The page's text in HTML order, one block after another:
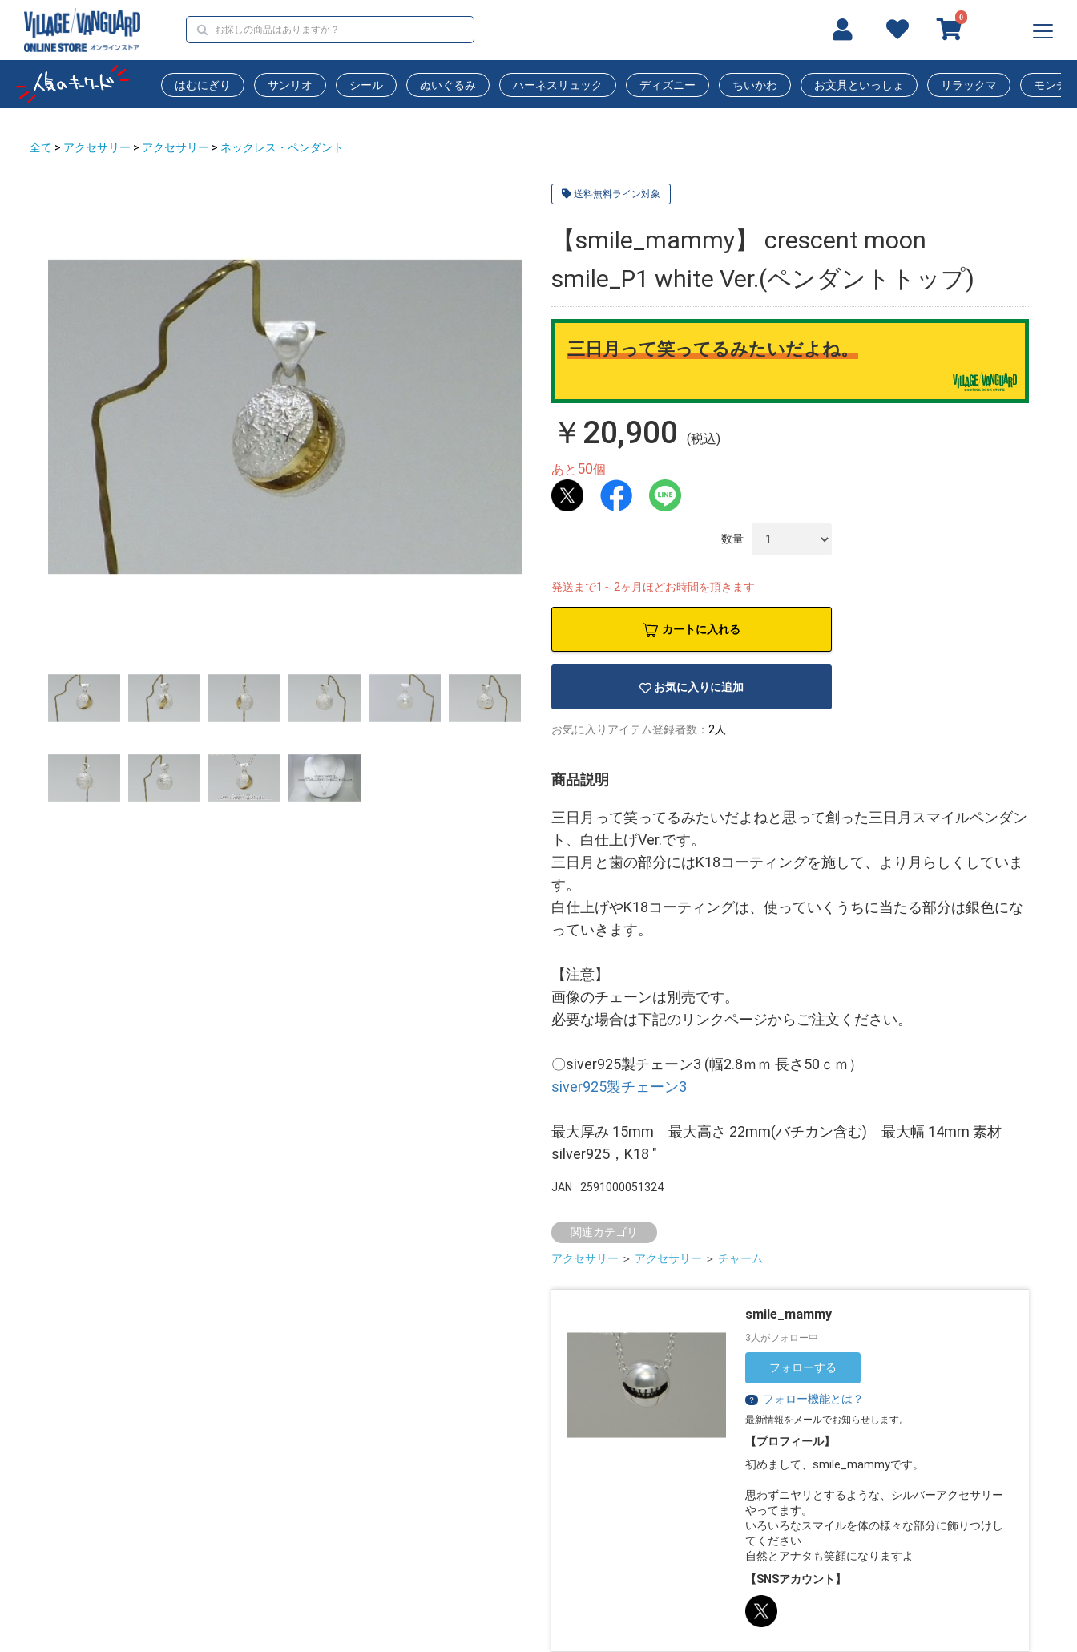
0
はむにぎり サンリオ シール ぬいぐるみ ハーネスリュック ディズニー ちいかわ お文具といっしょ リラックマ モンチ
全て > アクセサリー > アクセサリー > ネックレス・ペンダント
送料無料ライン対象
【smile_mammy】 crescent moon
smile_P1 white Ver.(ペンダントトップ)
三日月って笑ってるみたいだよね。
￥20,900
(税込)
あと 50個
数量
発送まで1～2ヶ月ほどお時間を頂きます
カートに入れる
お気に入りに追加
お気に入りアイテム登録者数： 2人
商品説明
三日月って笑ってるみたいだよねと思って創った三日月スマイルペンダン
ト、白仕上げVer.です。
三日月と歯の部分にはK18コーティングを施して、より月らしくしていま
す。
白仕上げやK18コーティングは、使っていくうちに当たる部分は銀色にな
っていきます。
【注意】
画像のチェーンは別売です。
必要な場合は下記のリンクページからご注文ください。
〇siver925製チェーン3 (幅2.8ｍｍ 長さ50ｃｍ）
siver925製チェーン3
最大厚み 15mm 最大高さ 22mm(バチカン含む) 最大幅 14mm 素材
silver925，K18 "
JAN 2591000051324
関連カテゴリ
アクセサリー ＞ アクセサリー ＞ チャーム
smile_mammy
3人がフォロー中
フォローする
？ フォロー機能とは？
最新情報をメールでお知らせします。
【プロフィール】
初めまして、smile_mammyです。
思わずニヤリとするような、シルバーアクセサリー
やってます。
いろいろなスマイルを体の様々な部分に飾りつけし
てください
自然とアナタも笑顔になりますよ
【SNSアカウント】